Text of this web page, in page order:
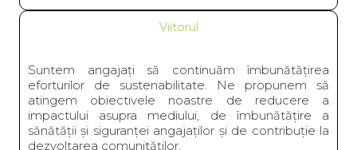
Viitorul
Suntem angajați să continuăm îmbunătățirea
eforturilor de sustenabilitate. Ne propunem să
atingem obiectivele noastre de reducere a
impactului asupra mediului, de îmbunătățire a
sănătății și siguranței angajaților și de contribuție la
dezvoltarea comunităților.